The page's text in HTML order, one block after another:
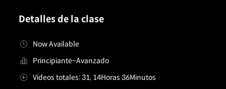
Detalles de la clase
Now Available
Principiante~Avanzado
Videos totales: 31, 14Horas 36Minutos